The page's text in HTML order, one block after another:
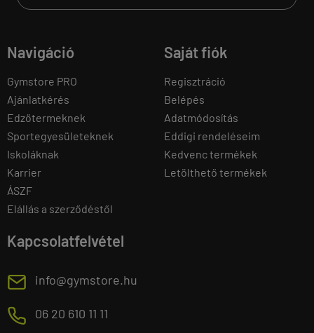
Navigáció
Gymstore PRO
Ajánlatkérés
Edzőtermeknek
Sportegyesületeknek
Iskoláknak
Karrier
ÁSZF
Elállás a szerződéstől
Saját fiók
Regisztráció
Belépés
Adatmódosítás
Eddigi rendeléseim
Kedvenc termékek
Letölthető termékek
Kapcsolatfelvétel
E info@gymstore.hu
M 06 20 610 11 11